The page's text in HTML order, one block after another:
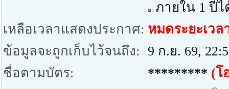
ภายใน 1 ปีไ
เหลือเวลาแสดงประกาศ: หมดระยะเว
ข้อมูลจะถูกเก็บไว้จนถึง:
9 ก.ย. 69,
ชื่อตามบัตร:
********* (โ